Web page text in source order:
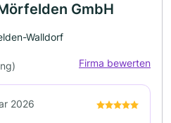
GmbH
Walldorf
Firma bewerten
2026